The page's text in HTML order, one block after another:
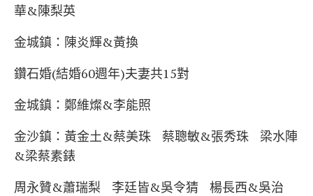
華&陳梨英
金城鎮：陳炎輝&黃換
鑽石婚(結婚60週年)夫妻共15對
金城鎮：鄭維燦&李能照
金沙鎮：黃金土&蔡美珠 蔡聰敏&張秀珠 梁水陣
&梁蔡素錶
周永贊&蕭瑞梨 李廷皆&吳令猜 楊長西&吳治